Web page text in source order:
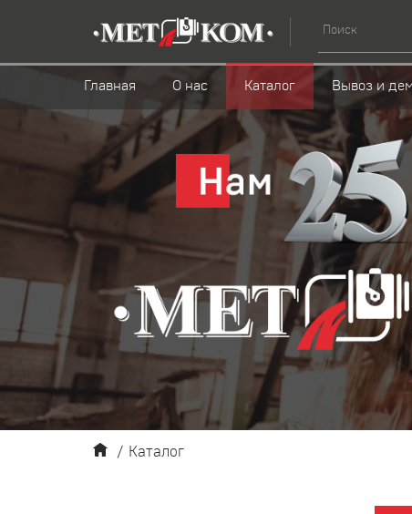
Главная О нас Каталог Вывоз и
/ Каталог